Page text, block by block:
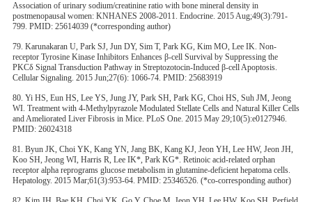
Association of urinary sodium/creatinine ratio with bone mineral density in
postmenopausal women: KNHANES 2008-2011. Endocrine. 2015 Aug;49(3):791-
799. PMID: 25614039 (*corresponding author)
79. Karunakaran U, Park SJ, Jun DY, Sim T, Park KG, Kim MO, Lee IK. Non-
receptor Tyrosine Kinase Inhibitors Enhances β-cell Survival by Suppressing the
PKCδ Signal Transduction Pathway in Streptozotocin-Induced β-cell Apoptosis.
Cellular Signaling. 2015 Jun;27(6): 1066-74. PMID: 25683919
80. Yi HS, Eun HS, Lee YS, Jung JY, Park SH, Park KG, Choi HS, Suh JM, Jeong
WI. Treatment with 4-Methylpyrazole Modulated Stellate Cells and Natural Killer Cells
and Ameliorated Liver Fibrosis in Mice. PLoS One. 2015 May 29;10(5):e0127946.
PMID: 26024318
81. Byun JK, Choi YK, Kang YN, Jang BK, Kang KJ, Jeon YH, Lee HW, Jeon JH,
Koo SH, Jeong WI, Harris R, Lee IK*, Park KG*. Retinoic acid-related orphan
receptor alpha reprograms glucose metabolism in glutamine-deficient hepatoma cells.
Hepatology. 2015 Mar;61(3):953-64. PMID: 25346526. (*co-corresponding author)